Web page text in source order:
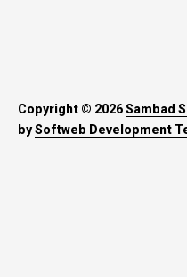
Copyright © 2026Sambad
bySoftweb Development